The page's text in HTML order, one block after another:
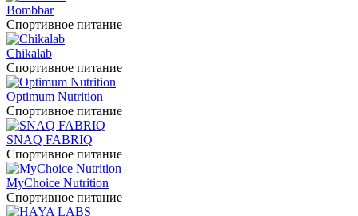
Bombbar
Спортивное питание
Chikalab
Спортивное питание
Optimum Nutrition
Спортивное питание
SNAQ FABRIQ
Спортивное питание
MyChoice Nutrition
Спортивное питание